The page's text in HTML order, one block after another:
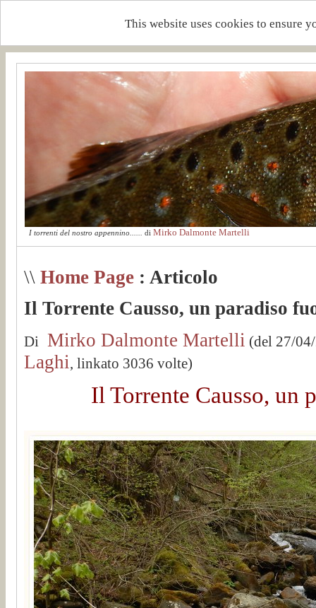
This website uses cookies to ensure
I torrenti del nostro appennino...... di Mirko Dalmonte Martelli
\\ Home Page : Articolo
Il Torrente Causso, un paradiso
Di Mirko Dalmonte Martelli (del 27/
Laghi, linkato 3036 volte)
Il Torrente Causso, un